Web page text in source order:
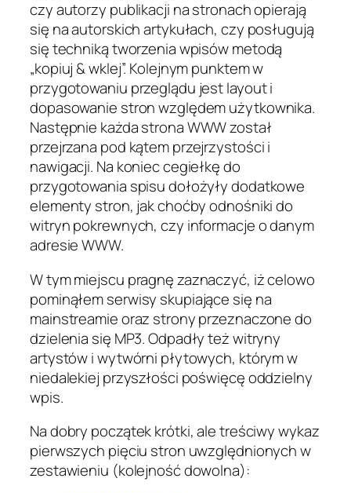
czy autorzy publikacji na stronach opierają
się na autorskich artykułach, czy posługują
się techniką tworzenia wpisów metodą
„kopiuj & wklej”. Kolejnym punktem w
przygotowaniu przeglądu jest layout i
dopasowanie stron względem użytkownika.
Następnie każda strona WWW został
przejrzana pod kątem przejrzystości i
nawigacji. Na koniec cegiełkę do
przygotowania spisu dołożyły dodatkowe
elementy stron, jak choćby odnośniki do
witryn pokrewnych, czy informacje o danym
adresie WWW.
W tym miejscu pragnę zaznaczyć, iż celowo
pominąłem serwisy skupiające się na
mainstreamie oraz strony przeznaczone do
dzielenia się MP3. Odpadły też witryny
artystów i wytwórni płytowych, którym w
niedalekiej przyszłości poświęcę oddzielny
wpis.
Na dobry początek krótki, ale treściwy wykaz
pierwszych pięciu stron uwzględnionych w
zestawieniu (kolejność dowolna):